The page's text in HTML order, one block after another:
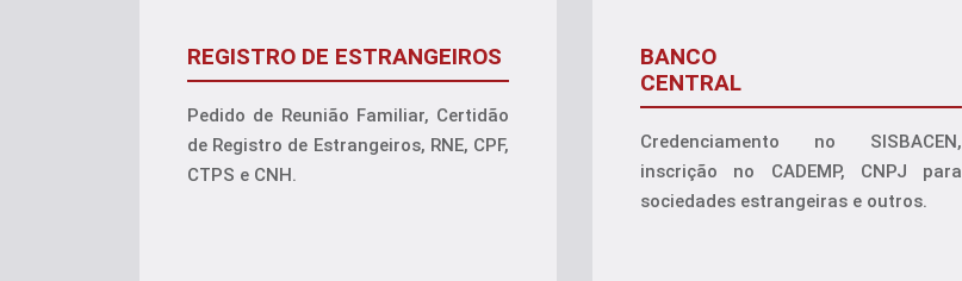
REGISTRO DE ESTRANGEIROS
Pedido de Reunião Familiar, Certidão
de Registro de Estrangeiros, RNE, CPF,
CTPS e CNH.
BANCO
CENTRAL
Credenciamento no SISBACEN,
inscrição no CADEMP, CNPJ para
sociedades estrangeiras e outros.